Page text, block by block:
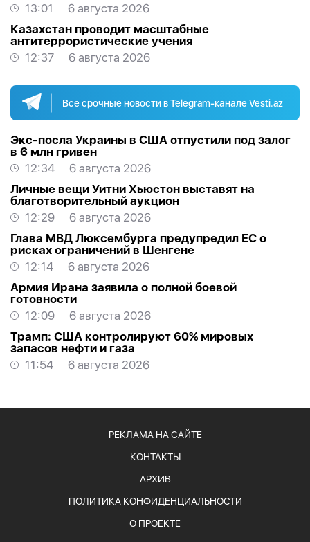
13:01
6 августа 2026
Казахстан проводит масштабные
антитеррористические учения
12:37
6 августа 2026
Все срочные новости в Telegram-канале Vesti.az
Экс-посла Украины в США отпустили под залог
в 6 млн гривен
12:34
6 августа 2026
Личные вещи Уитни Хьюстон выставят на
благотворительный аукцион
12:29
6 августа 2026
Глава МВД Люксембурга предупредил ЕС о
рисках ограничений в Шенгене
12:14
6 августа 2026
Армия Ирана заявила о полной боевой
готовности
12:09
6 августа 2026
Трамп: США контролируют 60% мировых
запасов нефти и газа
11:54
6 августа 2026
РЕКЛАМА НА САЙТЕ
КОНТАКТЫ
АРХИВ
ПОЛИТИКА КОНФИДЕНЦИАЛЬНОСТИ
О ПРОЕКТЕ